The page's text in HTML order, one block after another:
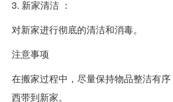
3. 新家清洁 ：
对新家进行彻底的清洁和消毒。
注意事项
在搬家过程中，尽量保持物品整洁有
西带到新家。